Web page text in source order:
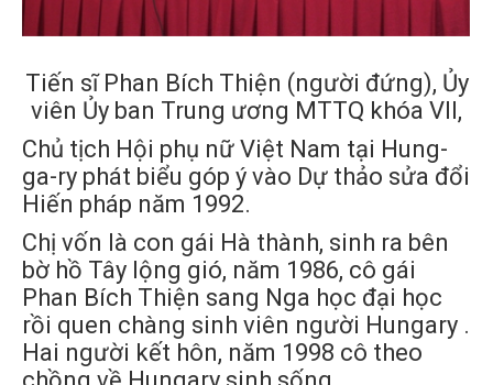
Tiến sĩ Phan Bích Thiện (người đứng), Ủy
viên Ủy ban Trung ương MTTQ khóa VII,
Chủ tịch Hội phụ nữ Việt Nam tại Hung-
ga-ry phát biểu góp ý vào Dự thảo sửa đổi
Hiến pháp năm 1992.
Chị vốn là con gái Hà thành, sinh ra bên
bờ hồ Tây lộng gió, năm 1986, cô gái
Phan Bích Thiện sang Nga học đại học
rồi quen chàng sinh viên người Hungary .
Hai người kết hôn, năm 1998 cô theo